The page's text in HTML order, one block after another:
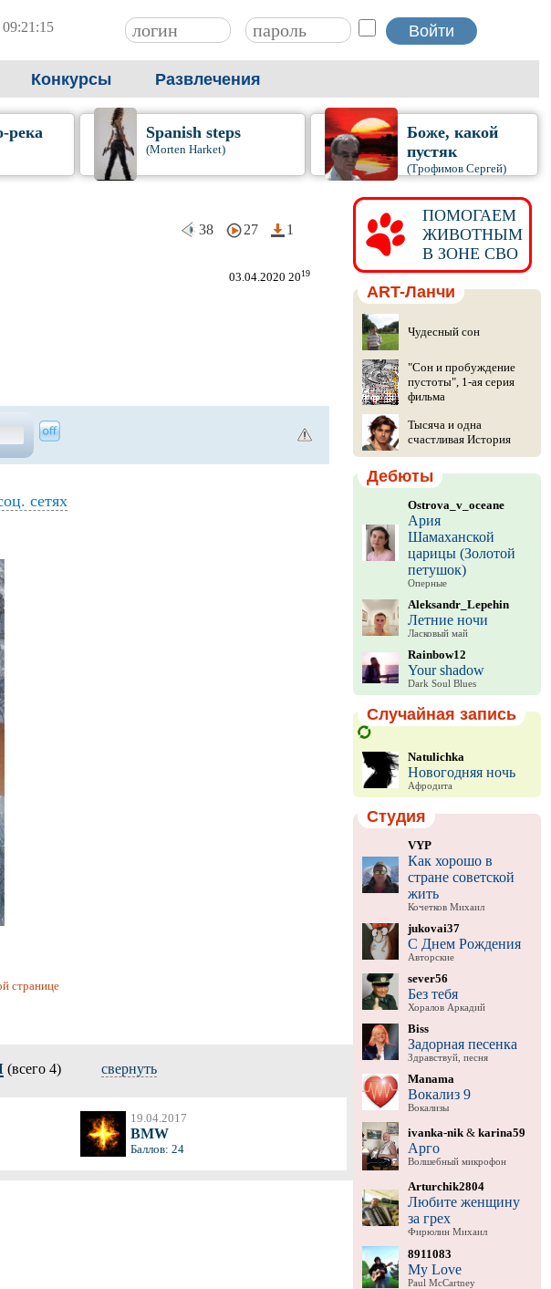
09:21:16
Конкурсы Развлечения
река Spanish steps
(Morten Harket)
Боже, какой
пустяк
(Трофимов Сергей)
38 27 1
03.04.2020 2019
сетях
странице
(всего 4) свернуть
19.04.2017
BMW
Баллов: 24
ПОМОГАЕМ
ЖИВОТНЫМ
В ЗОНЕ СВО
ART-Ланчи
Чудесный сон
"Сон и пробуждение
пустоты", 1-ая серия
фильма
Тысяча и одна
счастливая История
Дебюты
Ostrova_v_oceane
Ария
Шамаханской
царицы (Золотой
петушок)
Оперные
Aleksandr_Lepehin
Летние ночи
Ласковый май
Rainbow12
Your shadow
Dark Soul Blues
Случайная запись
Natulichka
Новогодняя ночь
Афродита
Студия
VYP
Как хорошо в
стране советской
жить
Кочетков Михаил
jukovai37
С Днем Рождения
Авторские
sever56
Без тебя
Хоралов Аркадий
Biss
Задорная песенка
Здравствуй, песня
Manama
Вокализ 9
Вокализы
ivanka-nik& karina59
Арго
Волшебный микрофон
Arturchik2804
Любите женщину
за грех
Фирюлин Михаил
8911083
My Love
Paul McCartney